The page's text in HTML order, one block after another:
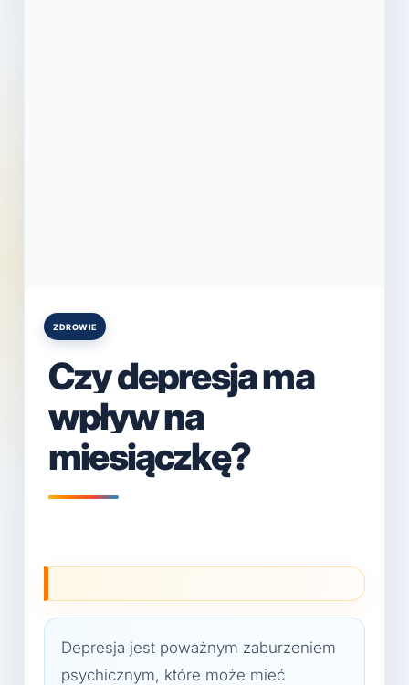
Posted
ZDROWIE
Czy depresja ma
wpływ na
miesiączkę?
Depresja jest poważnym zaburzeniem
psychicznym, które może mieć